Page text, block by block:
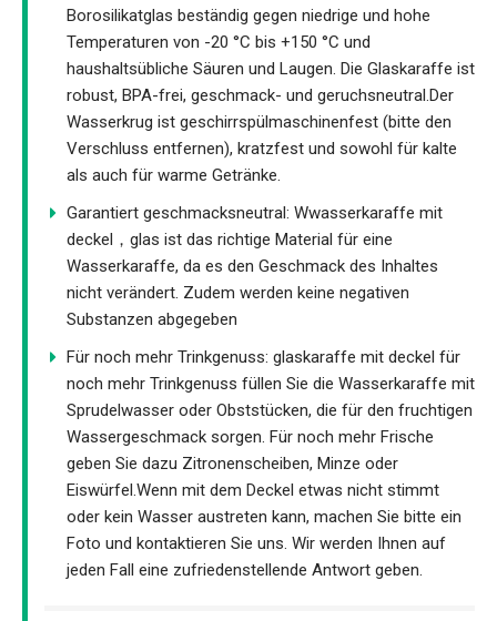
Borosilikatglas beständig gegen niedrige und hohe
Temperaturen von -20 °C bis +150 °C und
haushaltsübliche Säuren und Laugen. Die Glaskaraffe ist
robust, BPA-frei, geschmack- und geruchsneutral.Der
Wasserkrug ist geschirrspülmaschinenfest (bitte den
Verschluss entfernen), kratzfest und sowohl für kalte
als auch für warme Getränke.
Garantiert geschmacksneutral: Wwasserkaraffe mit
deckel，glas ist das richtige Material für eine
Wasserkaraffe, da es den Geschmack des Inhaltes
nicht verändert. Zudem werden keine negativen
Substanzen abgegeben
Für noch mehr Trinkgenuss: glaskaraffe mit deckel für
noch mehr Trinkgenuss füllen Sie die Wasserkaraffe mit
Sprudelwasser oder Obststücken, die für den fruchtigen
Wassergeschmack sorgen. Für noch mehr Frische
geben Sie dazu Zitronenscheiben, Minze oder
Eiswürfel.Wenn mit dem Deckel etwas nicht stimmt
oder kein Wasser austreten kann, machen Sie bitte ein
Foto und kontaktieren Sie uns. Wir werden Ihnen auf
jeden Fall eine zufriedenstellende Antwort geben.